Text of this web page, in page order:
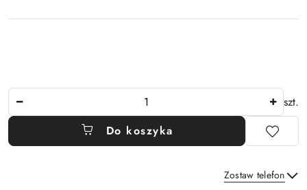
szt.
Do koszyka
Zostaw telefon